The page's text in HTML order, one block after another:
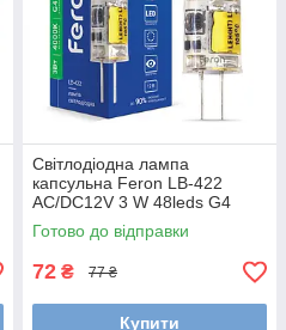
Світлодіодна лампа
капсульна Feron LB-422
AC/DC12V 3 W 48leds G4
2700 K 240 lm 12*37мм
Готово до відправки
72 ₴ 77 ₴
Купити